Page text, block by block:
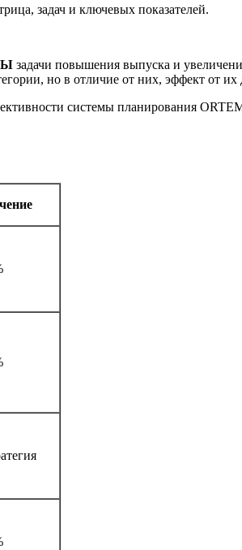
задач и ключевых показателей.
задачи повышения выпуска и
но в отличие от них, эффект от
системы планирования